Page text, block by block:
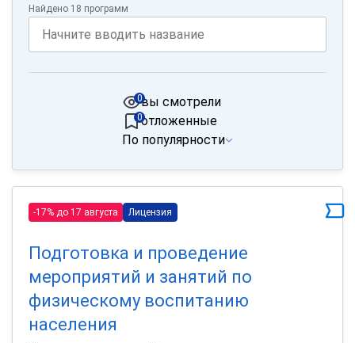
Найдено 18 программ
вы смотрели
0
отложенные
0
По популярности
-17% до 17 августа Лицензия
Подготовка и проведение
мероприятий и занятий по
физическому воспитанию
населения